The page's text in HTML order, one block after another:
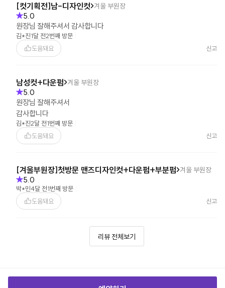
[컷기획전]남-디자인컷 겨울 부원장
5.0
원장님 잘해주셔서 감사합니다
김*진1달 전2번째 방문
도움돼요
신고
남성컷+다운펌 겨울 부원장
5.0
원장님 잘해주셔서
감사합니다
김*진2달 전1번째 방문
도움돼요
신고
[겨울부원장]첫방문 맨즈디자인컷+다운펌+부분펌 겨울 부원장
5.0
박*민4달 전1번째 방문
도움돼요
신고
리뷰 전체보기